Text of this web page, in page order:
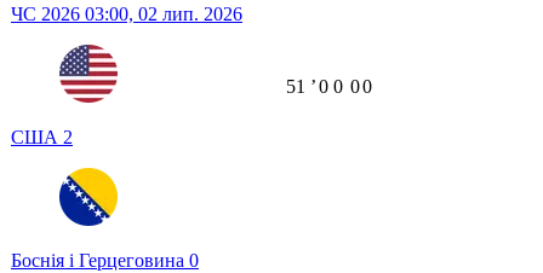
ЧС 2026 03:00, 02 лип. 2026
США 2
Боснія і Герцеговина 0
51 ʼ0 0 00